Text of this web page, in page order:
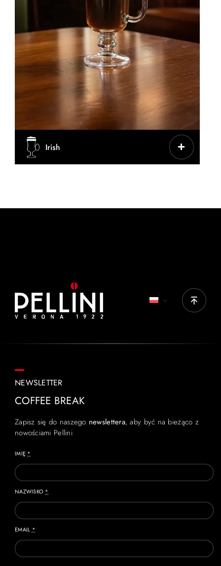
CHARAKTERYSTYKA
Kawa + whisky + cukier + bita śmietana
FILIŻANKA/KUBEK
Irish
NEWSLETTER
COFFEE BREAK
Zapisz się do naszego newslettera, aby być na bieżąco z
nowościami Pellini
IMIĘ *
NAZWISKO *
EMAIL *